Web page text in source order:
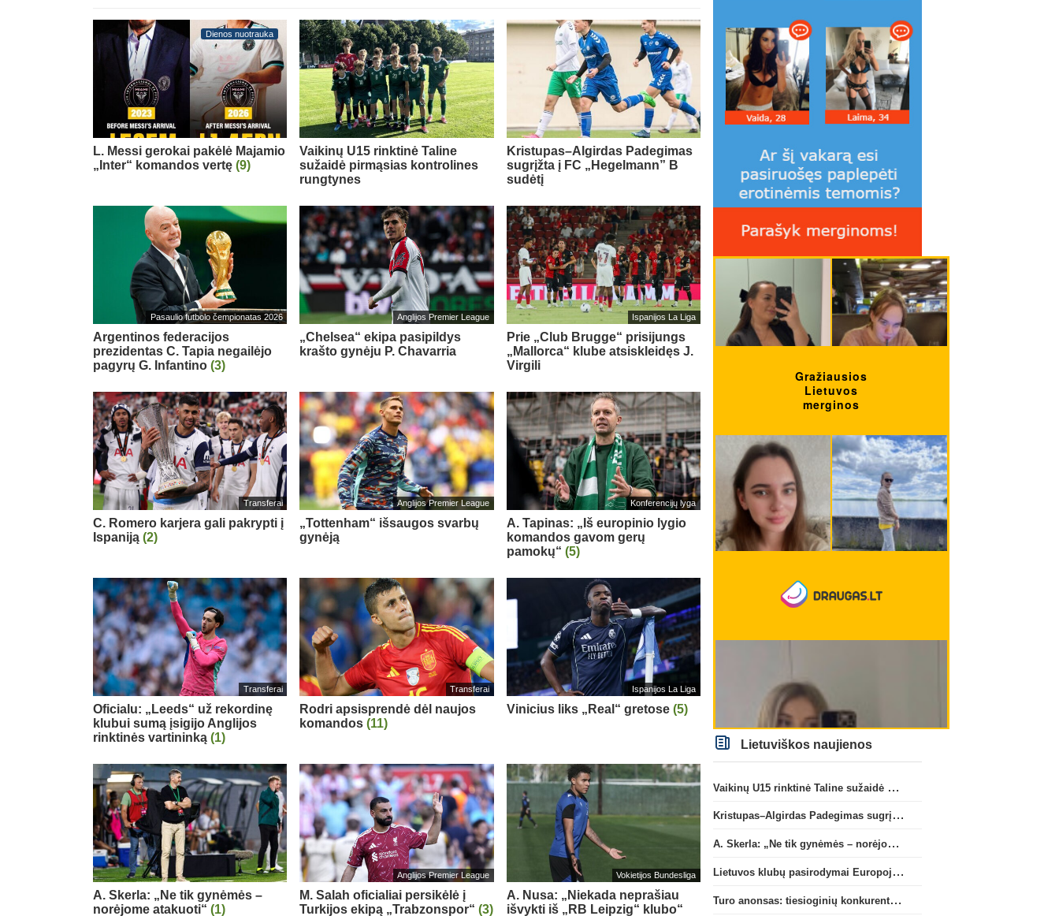
Dienos nuotrauka
L. Messi gerokai pakėlė Majamio
„Inter“ komandos vertę (9)
Vaikinų U15 rinktinė Taline
sužaidė pirmąsias kontrolines
rungtynes
Kristupas–Algirdas Padegimas
sugrįžta į FC „Hegelmann” B
sudėtį
Pasaulio futbolo čempionatas 2026
Argentinos federacijos
prezidentas C. Tapia negailėjo
pagyrų G. Infantino (3)
Anglijos Premier League
„Chelsea“ ekipa pasipildys
krašto gynėju P. Chavarria
Ispanijos La Liga
Prie „Club Brugge“ prisijungs
„Mallorca“ klube atsiskleidęs J.
Virgili
Transferai
C. Romero karjera gali pakrypti į
Ispaniją (2)
Anglijos Premier League
„Tottenham“ išsaugos svarbų
gynėją
Konferencijų lyga
A. Tapinas: „Iš europinio lygio
komandos gavom gerų
pamokų“ (5)
Transferai
Oficialu: „Leeds“ už rekordinę
klubui sumą įsigijo Anglijos
rinktinės vartininką (1)
Transferai
Rodri apsisprendė dėl naujos
komandos(11)
Ispanijos La Liga
Vinicius liks „Real“ gretose (5)
A. Skerla: „Ne tik gynėmės –
norėjome atakuoti“ (1)
Anglijos Premier League
M. Salah oficialiai persikėlė į
Turkijos ekipą „Trabzonspor“(3)
Vokietijos Bundesliga
A. Nusa: „Niekada neprašiau
išvykti iš „RB Leipzig“ klubo“
Lietuviškos naujienos
Vaikinų U15 rinktinė Taline sužaidė pirmąsias kontrolines rungtynes
Kristupas–Algirdas Padegimas sugrįžta į FC „Hegelmann” B sudėtį
A. Skerla: „Ne tik gynėmės – norėjome atakuoti“
Lietuvos klubų pasirodymai Europoje: patirti pralaimėjimai Kroatijos atstovams
Turo anonsas: tiesioginių konkurentų dvikova Gargžduose